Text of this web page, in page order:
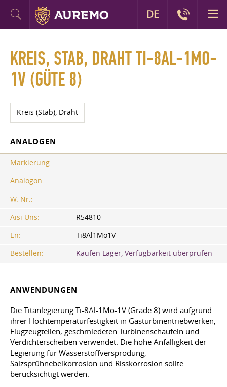
KREIS, STAB, DRAHT TI-8AL-1MO-
1V (GÜTE 8)
Kreis (Stab), Draht
ANALOGEN
Markierung:
Analogon:
W. Nr.:
Aisi Uns:
R54810
En:
Ti8Al1Mo1V
Bestellen:
Kaufen Lager, Verfügbarkeit überprüfen
ANWENDUNGEN
Die Titanlegierung Ti-8Al-1Mo-1V (Grade 8) wird aufgrund
ihrer Hochtemperaturfestigkeit in Gasturbinentriebwerken,
Flugzeugteilen, geschmiedeten Turbinenschaufeln und
Verdichterscheiben verwendet. Die hohe Anfälligkeit der
Legierung für Wasserstoffversprödung,
Salzsprühnebelkorrosion und Risskorrosion sollte
berücksichtigt werden.
DE